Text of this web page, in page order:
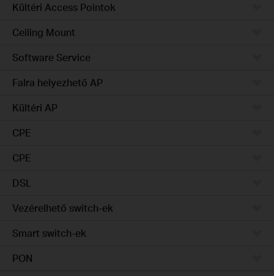
Kültéri Access Pointok
Ceiling Mount
Software Service
Falra helyezhető AP
Kültéri AP
CPE
CPE
DSL
Vezérelhető switch-ek
Smart switch-ek
PON